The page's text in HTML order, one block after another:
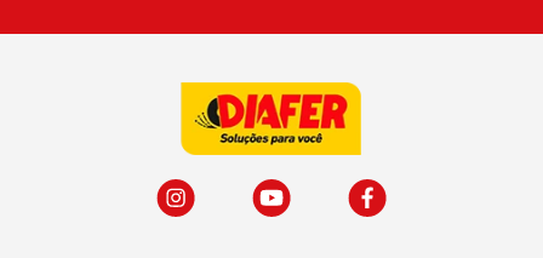
equipamentos de segurança. Compre online em nossa loja
virtual diversos produtos em promoção e parcele suas
compras em até 10x. Aproveite e confira também todas as
esmerilhadeiracom os melhores preços.
Confira a promoção especial Black Friday para as